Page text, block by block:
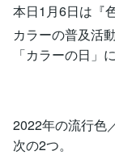
本日1月6日は『
カラーの普及活
「カラーの日」
2022年の流行色
次の2つ。